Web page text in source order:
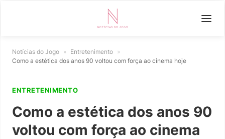
Notícias do Jogo » Entretenimento »
Como a estética dos anos 90 voltou com força ao cinema hoje
ENTRETENIMENTO
Como a estética dos anos 90
voltou com força ao cinema